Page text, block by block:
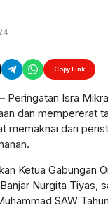
Copy Link
Peringatan Isra
dan mempererat
memaknai dari
Ketua Gabungan
Nurgita Tiyas,
SAW